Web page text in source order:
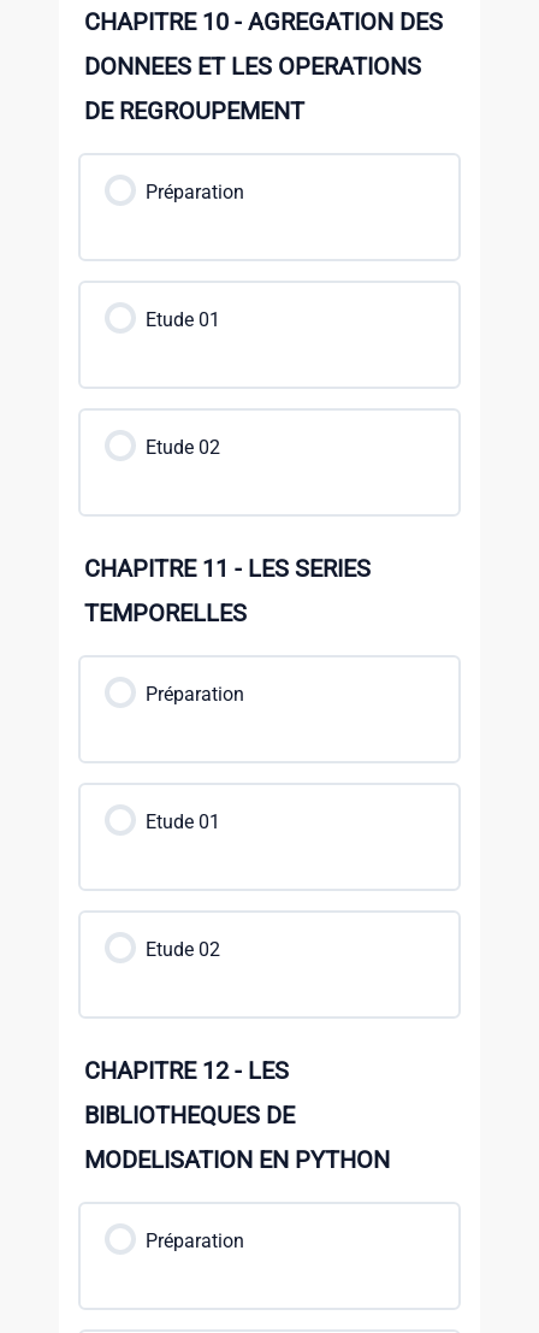
CHAPITRE 10 - AGREGATION DES
DONNEES ET LES OPERATIONS
DE REGROUPEMENT
Préparation
Etude 01
Etude 02
CHAPITRE 11 - LES SERIES
TEMPORELLES
Préparation
Etude 01
Etude 02
CHAPITRE 12 - LES
BIBLIOTHEQUES DE
MODELISATION EN PYTHON
Préparation